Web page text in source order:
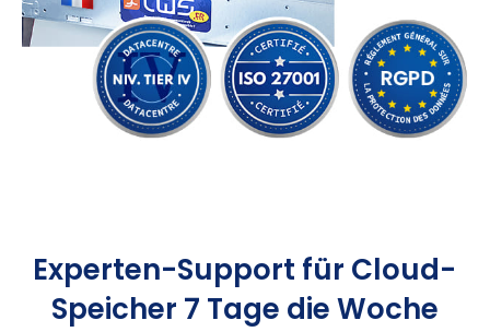
Experten-Support für Cloud-
Speicher 7 Tage die Woche